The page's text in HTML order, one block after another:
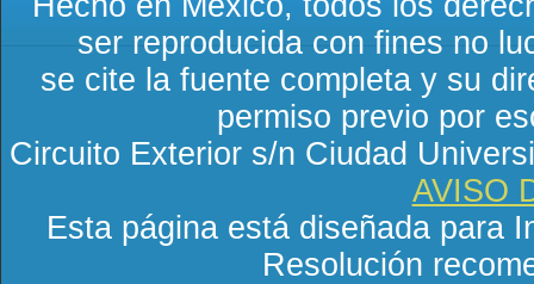
ser reproducida con fines no
se cite la fuente completa y su
permiso previo por
Circuito Exterior s/n Ciudad
AVISO
Esta página está diseñada para
Resolución